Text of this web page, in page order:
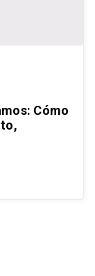
Cómo